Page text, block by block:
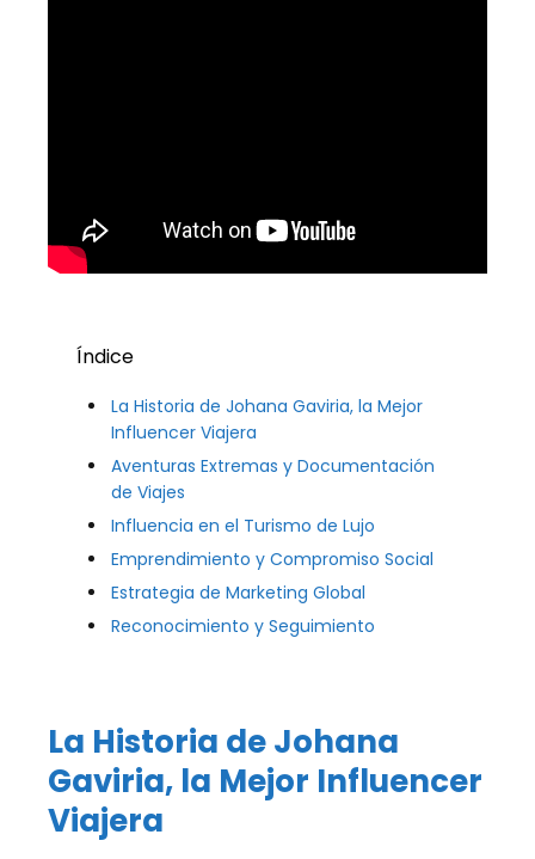
Índice
La Historia de Johana Gaviria, la Mejor
Influencer Viajera
Aventuras Extremas y Documentación
de Viajes
Influencia en el Turismo de Lujo
Emprendimiento y Compromiso Social
Estrategia de Marketing Global
Reconocimiento y Seguimiento
La Historia de Johana
Gaviria, la Mejor Influencer
Viajera